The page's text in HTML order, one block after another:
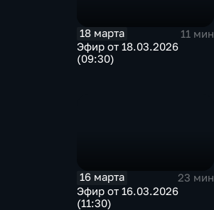
18 марта
11 мин
Эфир от 18.03.2026
(09:30)
16 марта
23 мин
Эфир от 16.03.2026
(11:30)